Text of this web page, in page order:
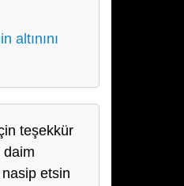
altınını
teşekkür
daim
nasip etsin